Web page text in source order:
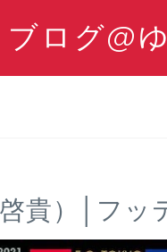
ログ@
貴）│フッ